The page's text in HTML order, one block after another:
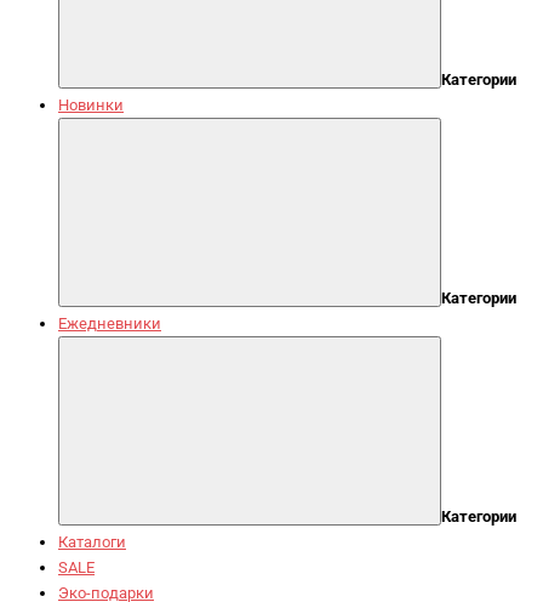
Категории
Новинки
Категории
Ежедневники
Категории
Каталоги
SALE
Эко-подарки